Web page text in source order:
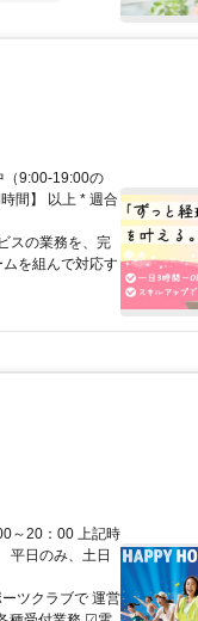
（9:00-19:00の
間】 以上 * 週合
スの業務を、完
を組んで対応す
～20：00 上記時
平日のみ、土日
ツクラブで 運営